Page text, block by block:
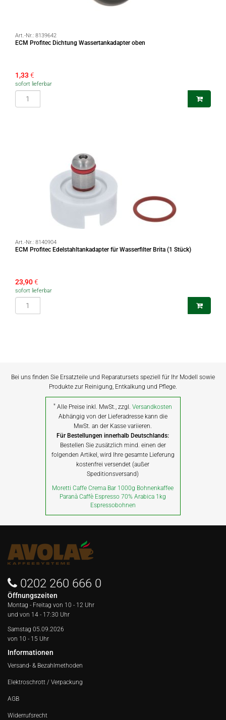
Art.-Nr.: 8139642
ECM Profitec Dichtung Wassertankadapter oben
1,33€
sofort lieferbar
Art.-Nr.: 8140904
ECM Profitec Edelstahltankadapter für Wasserfilter Brita (1 Stück)
23,90€
sofort lieferbar
Bei uns finden Sie Ersatzteile und Reparatursets speziell für Ihr Modell sowie
Produkte zur Reinigung, Entkalkung und Pflege.
* Alle Preise inkl. MwSt., zzgl.Versandkosten
Abhängig von der Lieferadresse kann die
MwSt. an der Kasse variieren.
Für Bestellungen innerhalb Deutschlands:
Bestellen Sie zusätzlich mind. einen der
folgenden Artikel, wird Ihre gesamte Lieferung
kostenfrei versendet (außer
Speditionsversand)
Moretti Caffe Crema Bar 1000g Bohnenkaffee
Paranà Caffè Espresso 70% Arabica 1kg
Espressobohnen
0202 260 666 0
Öffnungszeiten
Montag - Freitag von 10 - 12 Uhr
und von 14 - 17:30 Uhr
Samstag 05.09.2026
von 10 - 15 Uhr
Informationen
Versand- & Bezahlmethoden
Elektroschrott / Verpackung
AGB
Widerrufsrecht